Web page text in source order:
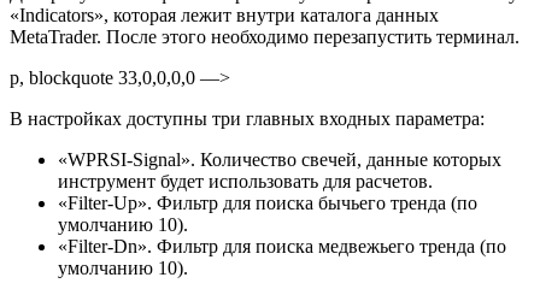
«Indicators», которая лежит внутри каталога данных
MetaTrader. После этого необходимо перезапустить терминал.
p, blockquote 33,0,0,0,0 —>
В настройках доступны три главных входных параметра:
«WPRSI-Signal». Количество свечей, данные которых
инструмент будет использовать для расчетов.
«Filter-Up». Фильтр для поиска бычьего тренда (по
умолчанию 10).
«Filter-Dn». Фильтр для поиска медвежьего тренда (по
умолчанию 10).